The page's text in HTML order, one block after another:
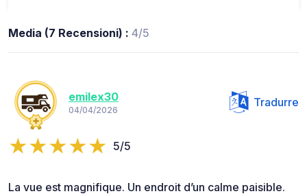
Media (7 Recensioni) : 4/5
emilex30
04/04/2026
Tradurre
5/5
La vue est magnifique. Un endroit d’un calme paisible.